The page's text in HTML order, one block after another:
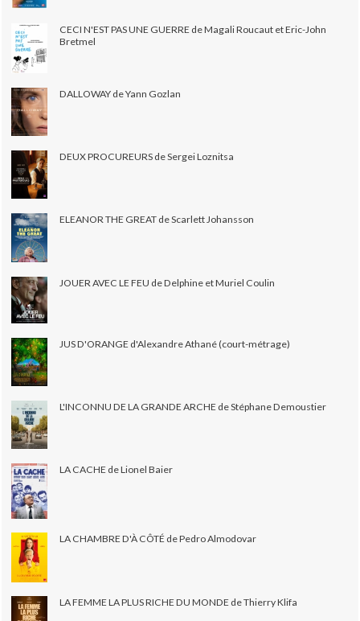
CECI N'EST PAS UNE GUERRE de Magali Roucaut et Eric-John
Bretmel
DALLOWAY de Yann Gozlan
DEUX PROCUREURS de Sergei Loznitsa
ELEANOR THE GREAT de Scarlett Johansson
JOUER AVEC LE FEU de Delphine et Muriel Coulin
JUS D'ORANGE d'Alexandre Athané (court-métrage)
L'INCONNU DE LA GRANDE ARCHE de Stéphane Demoustier
LA CACHE de Lionel Baier
LA CHAMBRE D'À CÔTÉ de Pedro Almodovar
LA FEMME LA PLUS RICHE DU MONDE de Thierry Klifa